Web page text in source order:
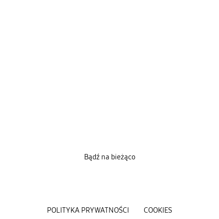
POLITYKA PRYWATNOŚCI COOKIES
Bądź na bieżąco